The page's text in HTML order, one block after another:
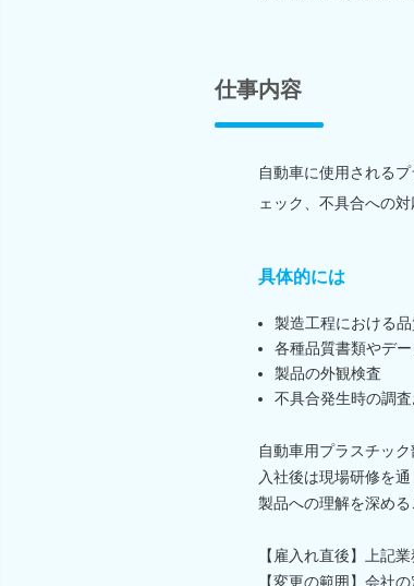
仕事内容
自動車に使用される
ェック、不具合への
具体的には
製造工程における
各種品質書類やデ
製品の外観検査
不具合発生時の調
自動車用プラスチッ
入社後は現場研修を通
製品への理解を深める
【雇入れ直後】上記業
【変更の範囲】会社